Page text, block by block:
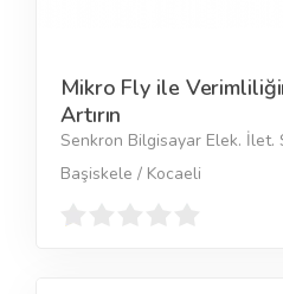
Mikro Fly ile
Artırın
Senkron Bilgisayar Elek. İlet.
Başiskele / Kocaeli